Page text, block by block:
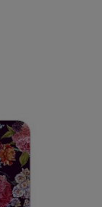
w rozmiarze